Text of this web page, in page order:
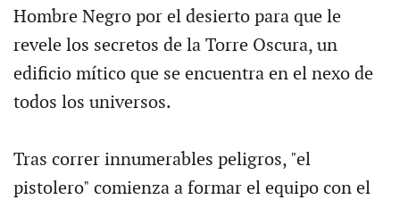
Hombre Negro por el desierto para que le
revele los secretos de la Torre Oscura, un
edificio mítico que se encuentra en el nexo de
todos los universos.
Tras correr innumerables peligros, "el
pistolero" comienza a formar el equipo con el